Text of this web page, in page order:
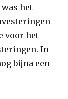
het
voor het
In
bijna een